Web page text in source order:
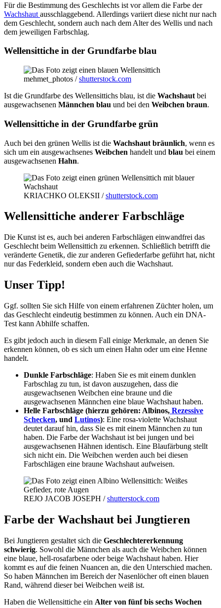
Für die Bestimmung des Geschlechts ist vor allem die Farbe der
Wachshaut ausschlaggebend. Allerdings variiert diese nicht nur nach
dem Geschlecht, sondern auch nach dem Alter des Wellis und nach
dem jeweiligen Farbschlag.
Wellensittiche in der Grundfarbe blau
mehmet_photos /shutterstock.com
Ist die Grundfarbe des Wellensittichs blau, ist die Wachshaut bei
ausgewachsenen Männchen blau und bei den Weibchen braun.
Wellensittiche in der Grundfarbe grün
Auch bei den grünen Wellis ist die Wachshaut bräunlich, wenn es
sich um ein ausgewachsenes Weibchen handelt und blau bei einem
ausgewachsenen Hahn.
KRIACHKO OLEKSII /shutterstock.com
Wellensittiche anderer Farbschläge
Die Kunst ist es, auch bei anderen Farbschlägen einwandfrei das
Geschlecht beim Wellensittich zu erkennen. Schließlich betrifft die
veränderte Genetik, die zur anderen Gefiederfarbe geführt hat, nicht
nur das Federkleid, sondern eben auch die Wachshaut.
Unser Tipp!
Ggf. sollten Sie sich Hilfe von einem erfahrenen Züchter holen, um
das Geschlecht eindeutig bestimmen zu können. Auch ein DNA-
Test kann Abhilfe schaffen.
Es gibt jedoch auch in diesem Fall einige Merkmale, an denen Sie
erkennen können, ob es sich um einen Hahn oder um eine Henne
handelt.
Dunkle Farbschläge: Haben Sie es mit einem dunklen
Farbschlag zu tun, ist davon auszugehen, dass die
ausgewachsenen Weibchen eine braune und die
ausgewachsenen Männchen eine blaue Wachshaut haben.
Helle Farbschläge (hierzu gehören: Albinos, Rezessive
Schecken, und Lutinos): Eine rosa-violette Wachshaut
deutet darauf hin, dass Sie es mit einem Männchen zu tun
haben. Die Farbe der Wachshaut ist bei jungen und bei
ausgewachsenen Hähnen identisch. Eine Blaufärbung stellt
sich nicht ein. Die Weibchen werden auch bei diesen
Farbschlägen eine braune Wachshaut aufweisen.
REJO JACOB JOSEPH /shutterstock.com
Farbe der Wachshaut bei Jungtieren
Bei Jungtieren gestaltet sich die Geschlechtererkennung
schwierig. Sowohl die Männchen als auch die Weibchen können
eine blaue, hell-rosafarbene oder beige Wachshaut haben. Hier
kommt es auf die feinen Nuancen an, die den Unterschied machen.
So haben Männchen im Bereich der Nasenlöcher oft einen blauen
Rand, während dieser bei Weibchen weiß ist.
Haben die Wellensittiche ein Alter von fünf bis sechs Wochen